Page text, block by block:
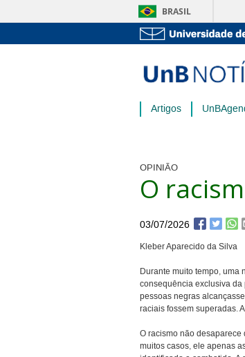
BRASIL
Artigos
OPINIÃO
O
03/07/2026
Kleber Aparecido da Silva
Durante muito tempo, uma
consequência exclusiva
pessoas negras
raciais fossem superadas.
O racismo não
muitos casos, ele apenas